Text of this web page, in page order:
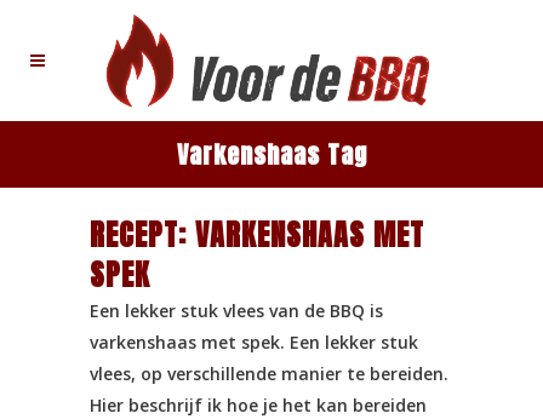
Varkenshaas Tag
RECEPT: VARKENSHAAS MET
SPEK
Een lekker stuk vlees van de BBQ is
varkenshaas met spek. Een lekker stuk
vlees, op verschillende manier te bereiden.
Hier beschrijf ik hoe je het kan bereiden